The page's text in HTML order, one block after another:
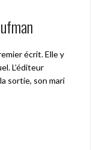
écrit. Elle y
L’éditeur
sortie, son mari